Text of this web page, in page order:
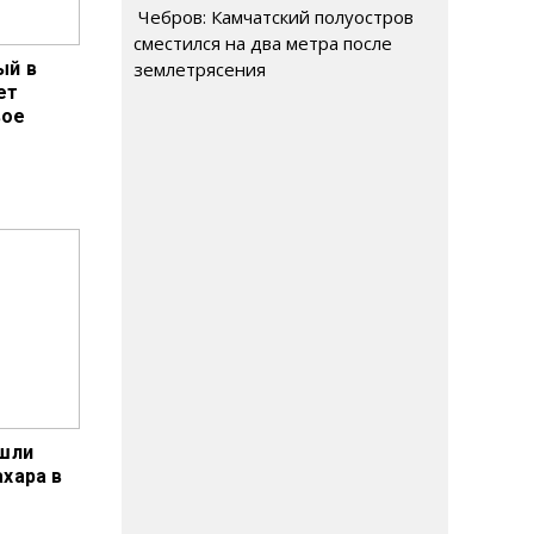
в
в
Чебров: Камчатский полуостров
сместился на два метра после
землетрясения